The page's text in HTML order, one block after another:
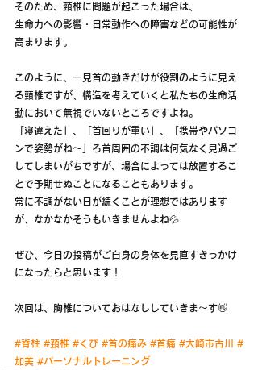
そのため、頸椎に問題が起こった場合は、
生命力への影響・日常動作への障害などの可能性が
高まります。
このように、一見首の動きだけが役割のように見え
る頸椎ですが、構造を考えていくと私たちの生命活
動において無視でいないところですよね。
「寝違えた」、「首回りが重い」、「携帯やパソコ
ンで姿勢がね～」ろ首周囲の不調は何気なく見過ご
してしまいがちですが、場合によっては放置するこ
とで予期せぬことになることもあります。
常に不調がない日が続くことが理想ではあります
が、なかなかそうもいきませんよね💦
ぜひ、今日の投稿がご自身の身体を見直すきっかけ
になったらと思います！
次回は、胸椎についておはなししていきま～す👋
#脊柱 #頚椎 #くび #首の痛み #首痛 #大崎市古川
#
加美 #パーソナルトレーニング